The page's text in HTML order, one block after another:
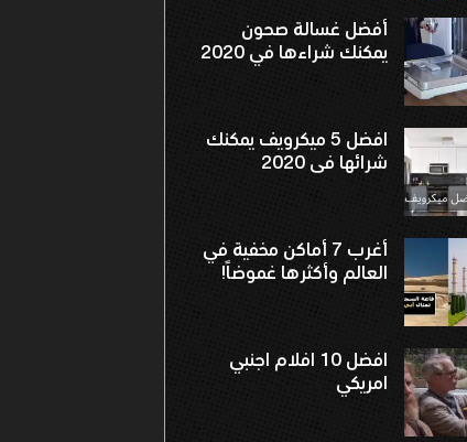
أفضل غسالة صحون
يمكنك شراءها في 2020
افضل 5 ميكرويف يمكنك
شرائها فى 2020
أغرب 7 أماكن مخفية في
العالم وأكثرها غموضاً!
افضل 10 افلام اجنبي
امريكي